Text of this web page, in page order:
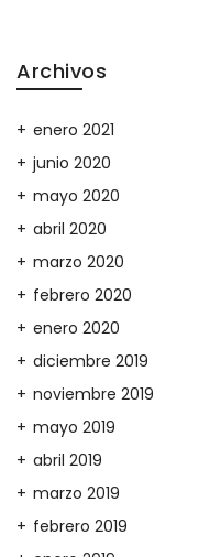
Archivos
enero 2021
junio 2020
mayo 2020
abril 2020
marzo 2020
febrero 2020
enero 2020
diciembre 2019
noviembre 2019
mayo 2019
abril 2019
marzo 2019
febrero 2019